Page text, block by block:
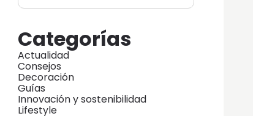
Categorías
Actualidad
Consejos
Decoración
Guías
Innovación y sostenibilidad
Lifestyle